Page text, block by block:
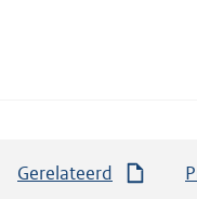
Gerelateerd